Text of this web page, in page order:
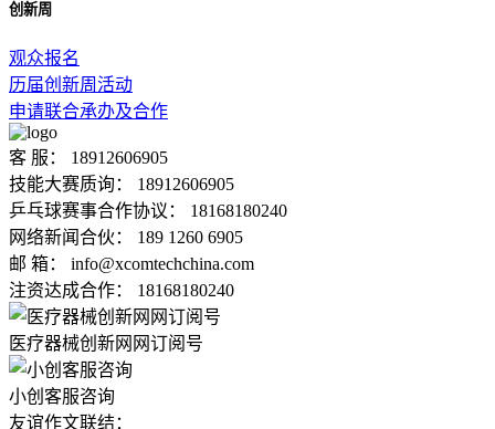
创新周
观众报名
历届创新周活动
申请联合承办及合作
客 服： 18912606905
技能大赛质询： 18912606905
乒乓球赛事合作协议： 18168180240
网络新闻合伙： 189 1260 6905
邮 箱： info@xcomtechchina.com
注资达成合作： 18168180240
医疗器械创新网网订阅号
小创客服咨询
友谊作文联结：